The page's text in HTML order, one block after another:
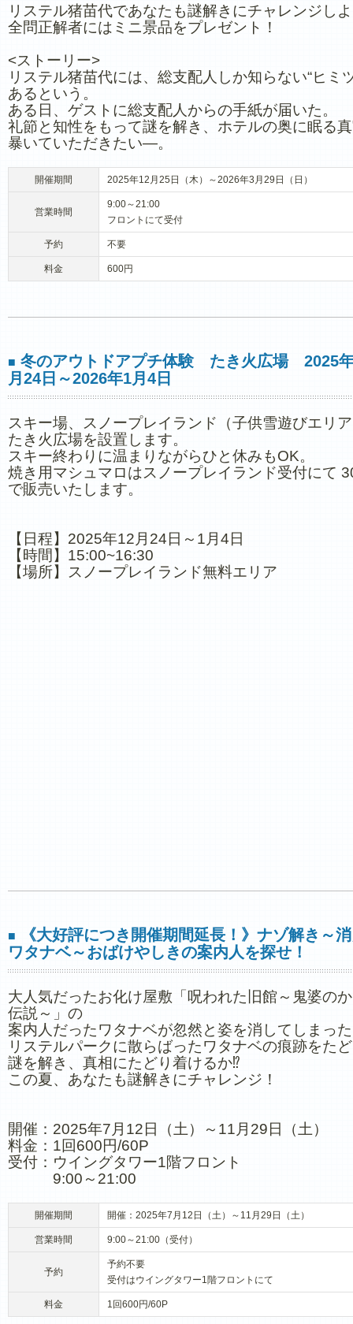
リステル猪苗代であなたも謎解きにチャレンジし
全問正解者にはミニ景品をプレゼント！
<ストーリー>
リステル猪苗代には、総支配人しか知らない“ヒミ
あるという。
ある日、ゲストに総支配人からの手紙が届いた。
礼節と知性をもって謎を解き、ホテルの奥に眠る
暴いていただきたい―。
開催期間 2025年12月25日（木）～2026年3月29日（日）
営業時間
9:00～21:00
フロントにて受付
予約 不要
料金 600円
■ 冬のアウトドアプチ体験 たき火広場 2025
月24日～2026年1月4日
スキー場、スノープレイランド（子供雪遊びエリ
たき火広場を設置します。
スキー終わりに温まりながらひと休みもOK。
焼き用マシュマロはスノープレイランド受付にて
で販売いたします。
【日程】2025年12月24日～1月4日
【時間】15:00~16:30
【場所】スノープレイランド無料エリア
■
《大好評につき開催期間延長！》ナゾ解き～
ワタナベ～おばけやしきの案内人を探せ！
大人気だったお化け屋敷「呪われた旧館～鬼婆の
伝説～」の
案内人だったワタナベが忽然と姿を消してしまっ
リステルパークに散らばったワタナベの痕跡をた
謎を解き、真相にたどり着けるか⁉
この夏、あなたも謎解きにチャレンジ！
開催：2025年7月12日（土）～11月29日（土）
料金：1回600円/60P
受付：ウイングタワー1階フロント
9:00～21:00
開催期間 開催：2025年7月12日（土）～11月29日（土）
営業時間 9:00～21:00（受付）
予約
予約不要
受付はウイングタワー1階フロントにて
料金 1回600円/60P